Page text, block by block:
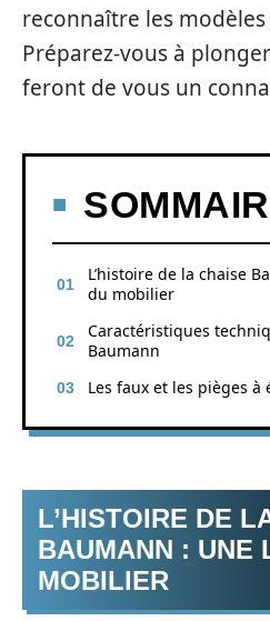
reconnaître les
Préparez-vous à
feront de vous un
L’histoire de la chaise
du mobilier
Caractéristiques
Baumann
Les faux et les pièges à
L’HISTOIRE DE
BAUMANN : UNE
MOBILIER